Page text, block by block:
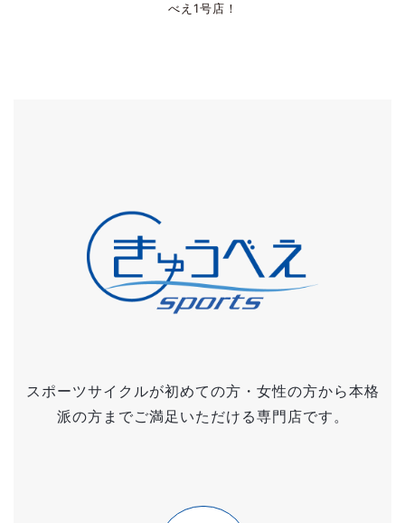
べえ1号店！
スポーツサイクルが初めての方・女性の方から本格
派の方までご満足いただける専門店です。